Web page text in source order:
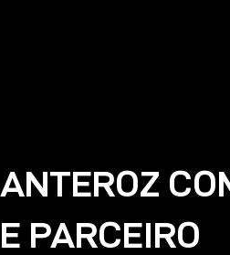
ANTEROZ
E PARCEIRO